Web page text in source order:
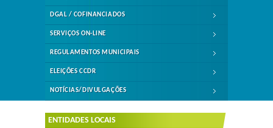
DGAL / COFINANCIADOS
SERVIÇOS ON-LINE
REGULAMENTOS MUNICIPAIS
ELEIÇÕES CCDR
NOTÍCIAS/DIVULGAÇÕES
ENTIDADES LOCAIS